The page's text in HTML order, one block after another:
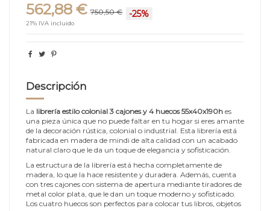
562,88 € 750,50 € -25%
21% IVA incluido
Descripción
La librería estilo colonial 3 cajones y 4 huecos 55x40x190h es
una pieza única que no puede faltar en tu hogar si eres amante
de la decoración rústica, colonial o industrial. Esta librería está
fabricada en madera de mindi de alta calidad con un acabado
natural claro que le da un toque de elegancia y sofisticación.
La estructura de la librería está hecha completamente de
madera, lo que la hace resistente y duradera. Además, cuenta
con tres cajones con sistema de apertura mediante tiradores de
metal color plata, que le dan un toque moderno y sofisticado.
Los cuatro huecos son perfectos para colocar tus libros, objetos